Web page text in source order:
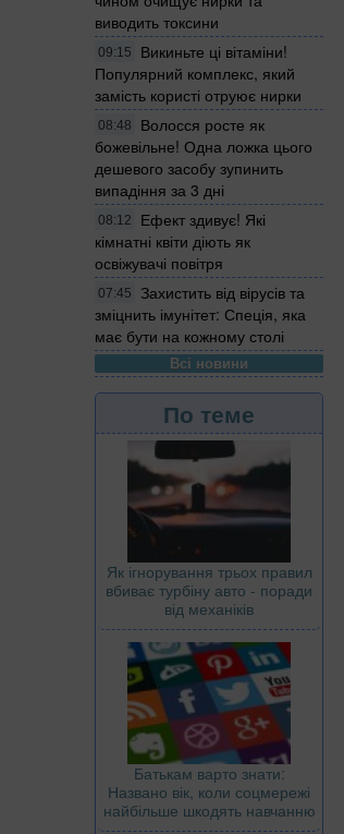
виводить токсини
09:15
Викиньте ці вітаміни!
Популярний комплекс, який
замість користі отруює нирки
08:48
Волосся росте як
божевільне! Одна ложка цього
дешевого засобу зупинить
випадіння за 3 дні
08:12
Ефект здивує! Які
кімнатні квіти діють як
освіжувачі повітря
07:45
Захистить від вірусів та
зміцнить імунітет: Спеція, яка
має бути на кожному столі
Всі новини
По теме
Як ігнорування трьох правил
вбиває турбіну авто - поради
від механіків
Батькам варто знати:
Названо вік, коли соцмережі
найбільше шкодять навчанню